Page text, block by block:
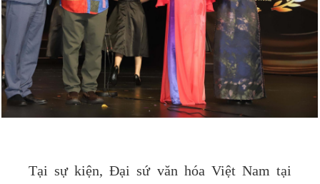
Tại sự kiện, Đại sứ văn hóa Việt Nam tại